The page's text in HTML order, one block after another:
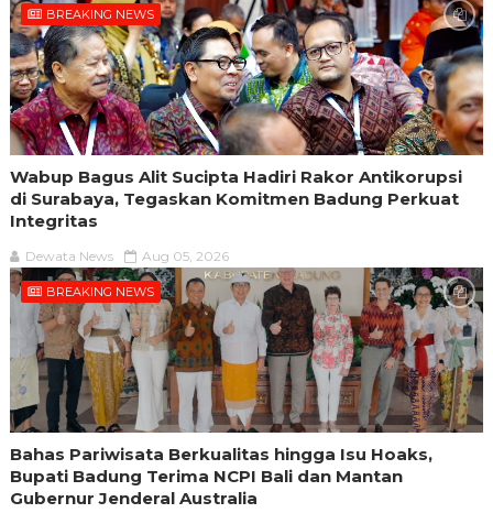
BREAKING NEWS
Wabup Bagus Alit Sucipta Hadiri Rakor Antikorupsi
di Surabaya, Tegaskan Komitmen Badung Perkuat
Integritas
Dewata News Aug 05, 2026
BREAKING NEWS
Bahas Pariwisata Berkualitas hingga Isu Hoaks,
Bupati Badung Terima NCPI Bali dan Mantan
Gubernur Jenderal Australia